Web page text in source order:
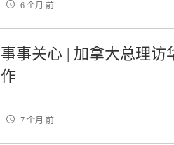
6 个月 前
事事关心 | 加拿大总理访
作
7 个月 前